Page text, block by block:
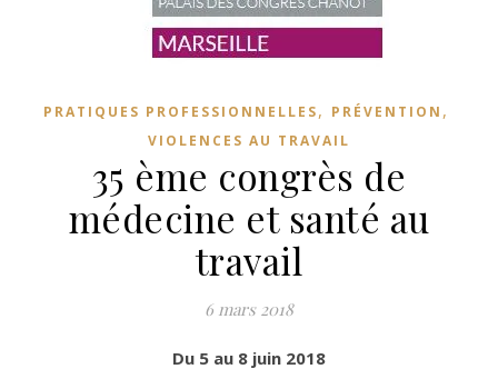
PRATIQUES PROFESSIONNELLES, PRÉVENTION ,
VIOLENCES AU TRAVAIL
35 ème congrès de
médecine et santé au
travail
6 mars 2018
Du 5 au 8 juin 2018